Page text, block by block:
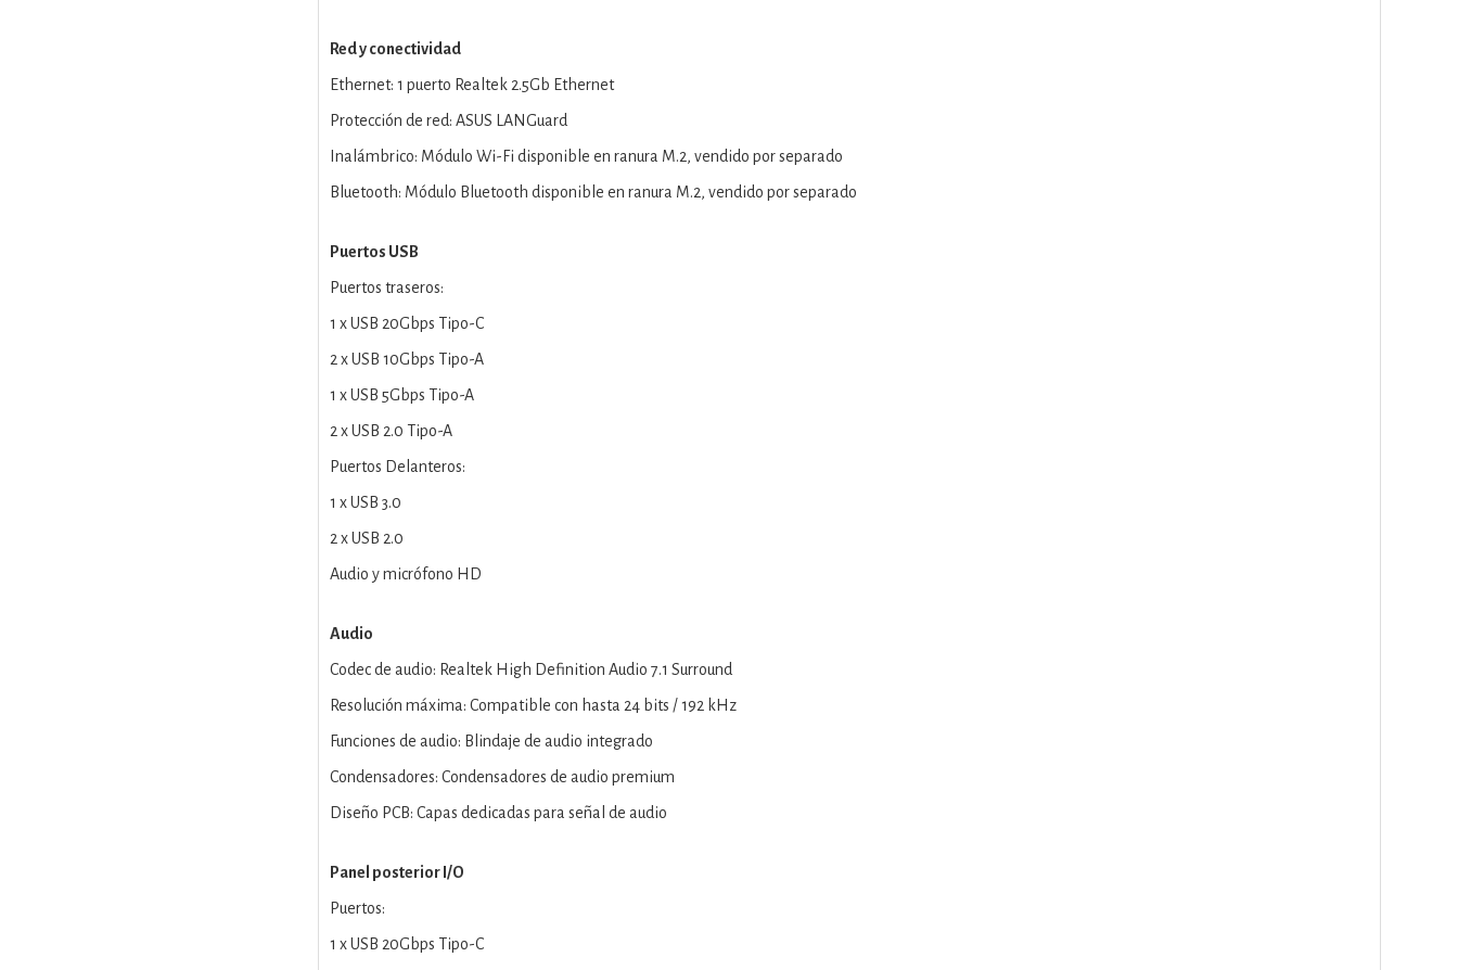
Red y conectividad
Ethernet: 1 puerto Realtek 2.5Gb Ethernet
Protección de red: ASUS LANGuard
Inalámbrico: Módulo Wi-Fi disponible en ranura M.2, vendido por separado
Bluetooth: Módulo Bluetooth disponible en ranura M.2, vendido por separado
Puertos USB
Puertos traseros:
1 x USB 20Gbps Tipo-C
2 x USB 10Gbps Tipo-A
1 x USB 5Gbps Tipo-A
2 x USB 2.0 Tipo-A
Puertos Delanteros:
1 x USB 3.0
2 x USB 2.0
Audio y micrófono HD
Audio
Codec de audio: Realtek High Definition Audio 7.1 Surround
Resolución máxima: Compatible con hasta 24 bits / 192 kHz
Funciones de audio: Blindaje de audio integrado
Condensadores: Condensadores de audio premium
Diseño PCB: Capas dedicadas para señal de audio
Panel posterior I/O
Puertos:
1 x USB 20Gbps Tipo-C